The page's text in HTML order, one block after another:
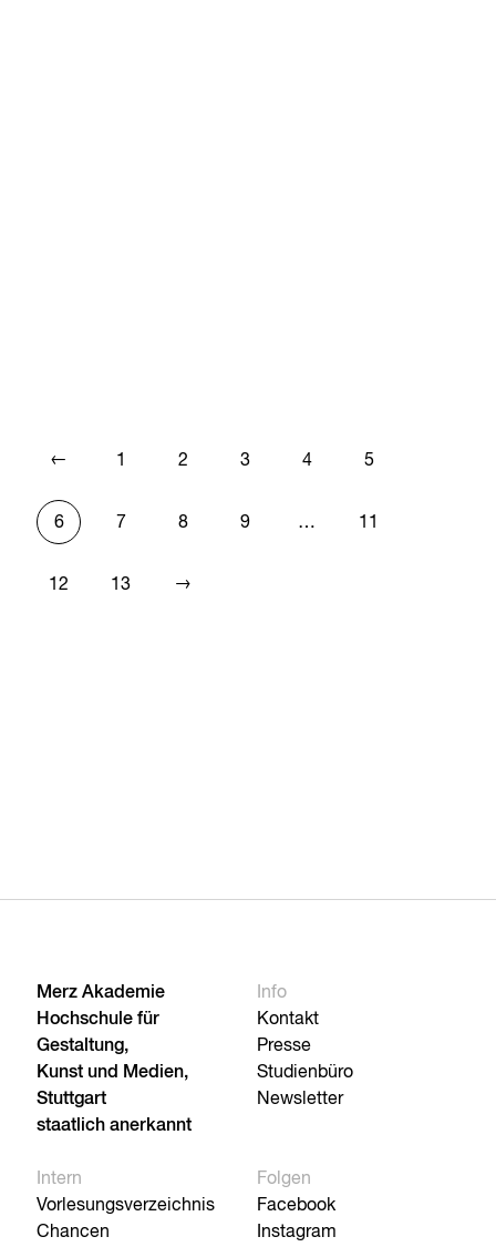
← 1 2 3 4 5
6 7 8 9 … 11
12 13 →
Merz Akademie
Hochschule für
Gestaltung,
Kunst und Medien,
Stuttgart
staatlich anerkannt
Info
Kontakt
Presse
Studienbüro
Newsletter
Intern
Vorlesungsverzeichnis
Chancen
Folgen
Facebook
Instagram